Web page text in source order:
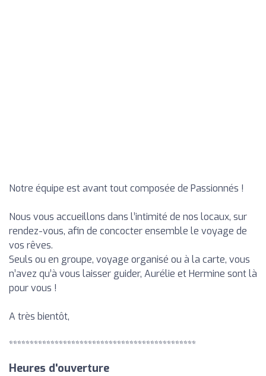
Notre équipe est avant tout composée de Passionnés !
Nous vous accueillons dans l’intimité de nos locaux, sur
rendez-vous, afin de concocter ensemble le voyage de
vos rêves.
Seuls ou en groupe, voyage organisé ou à la carte, vous
n’avez qu’à vous laisser guider, Aurélie et Hermine sont là
pour vous !
A très bientôt,
*********************************************
Heures d'ouverture